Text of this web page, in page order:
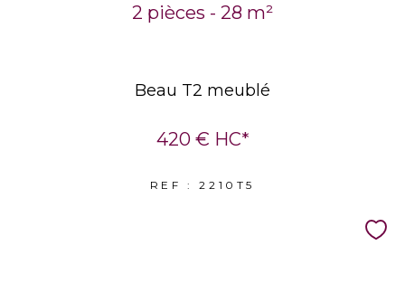
2 pièces - 28 m²
Beau T2 meublé
420 € HC*
REF : 2210T5